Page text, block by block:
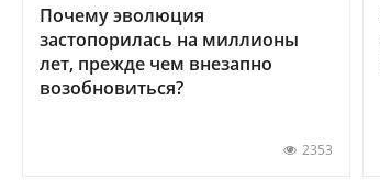
Почему эволюция
застопорилась на миллионы
лет, прежде чем внезапно
возобновиться?
2353